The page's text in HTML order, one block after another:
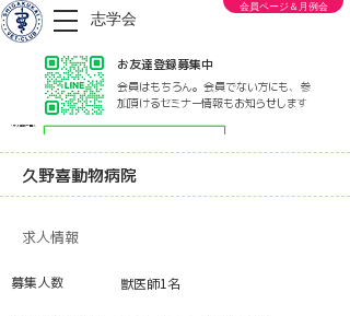
志学会
会員ページ＆月例会
会員はもちろん。会員でない方にも、参
加頂けるセミナー情報もお知らせします
お友達登録募集中
< 求人情報一覧へ
久野喜動物病院
求人情報
募集人数 獣医師1名